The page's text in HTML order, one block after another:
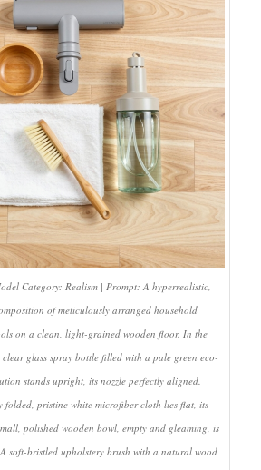
Category: Realism | Prompt: A hyperrealistic,
of meticulously arranged household
on a clean, light-grained wooden floor. In the
glass spray bottle filled with a pale green eco-
stands upright, its nozzle perfectly aligned.
folded, pristine white microfiber cloth lies flat, its
polished wooden bowl, empty and gleaming, is
soft-bristled upholstery brush with a natural wood